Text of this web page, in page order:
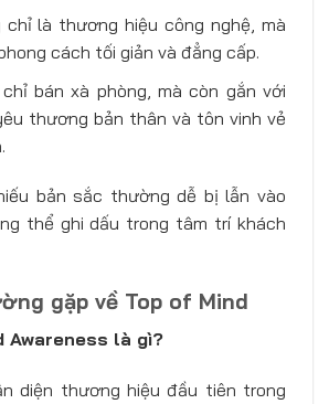
chỉ là thương hiệu công nghệ, mà
cách tối giản và đẳng cấp.
bán xà phòng, mà còn gắn với
thương bản thân và tôn vinh vẻ
bản sắc thường dễ bị lẫn vào
thể ghi dấu trong tâm trí khách
gặp về Top of Mind
Awareness là gì?
diện thương hiệu đầu tiên trong